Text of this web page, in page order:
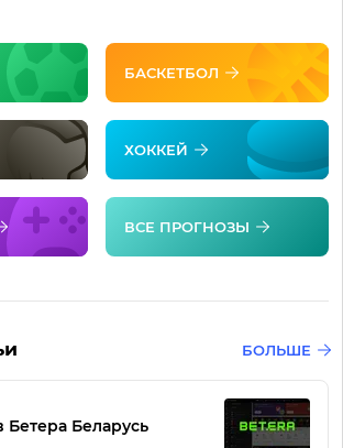
БАСКЕТБОЛ
ХОККЕЙ
ВСЕ ПРОГНОЗЫ
БОЛЬШЕ
Бетера Беларусь